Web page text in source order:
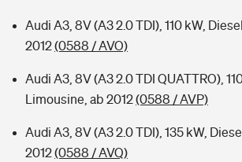
Audi A3, 8V (A3 2.0 TDI), 110 kW,
2012(0588 / AVO)
Audi A3, 8V (A3 2.0 TDI QUATTRO),
Limousine, ab 2012(0588 / AVP)
Audi A3, 8V (A3 2.0 TDI), 135 kW,
2012(0588 / AVQ)